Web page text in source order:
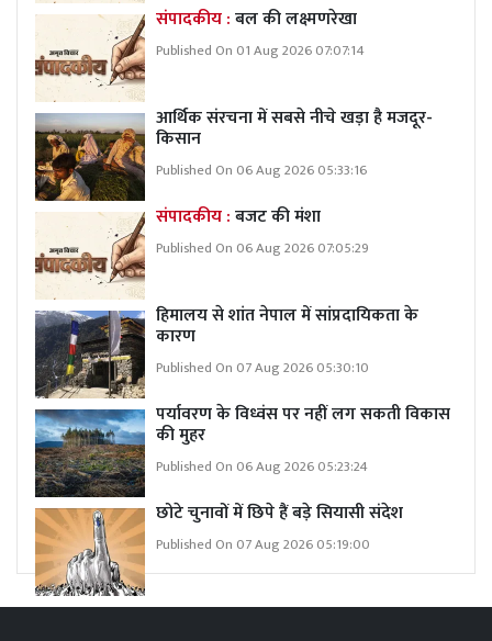
संपादकीय :बल की लक्ष्मणरेखा
Published On 01 Aug 2026 07:07:14
आर्थिक संरचना में सबसे नीचे खड़ा है मजदूर-
किसान
Published On 06 Aug 2026 05:33:16
संपादकीय :बजट की मंशा
Published On 06 Aug 2026 07:05:29
हिमालय से शांत नेपाल में सांप्रदायिकता के
कारण
Published On 07 Aug 2026 05:30:10
पर्यावरण के विध्वंस पर नहीं लग सकती विकास
की मुहर
Published On 06 Aug 2026 05:23:24
छोटे चुनावों में छिपे हैं बड़े सियासी संदेश
Published On 07 Aug 2026 05:19:00